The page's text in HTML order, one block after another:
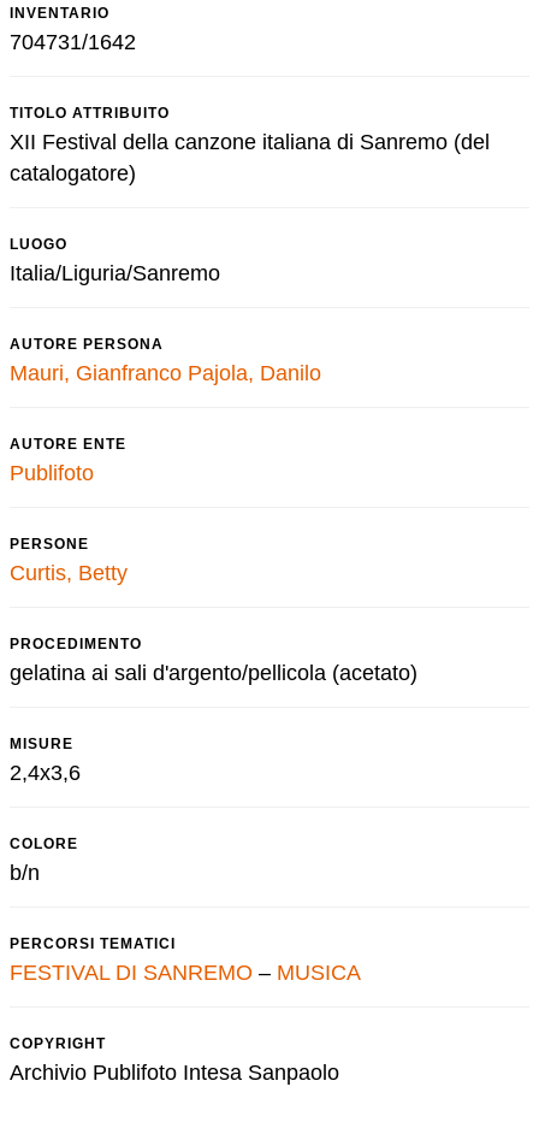
INVENTARIO
704731/1642
TITOLO ATTRIBUITO
XII Festival della canzone italiana di Sanremo (del
catalogatore)
LUOGO
Italia/Liguria/Sanremo
AUTORE PERSONA
Mauri, Gianfranco Pajola, Danilo
AUTORE ENTE
Publifoto
PERSONE
Curtis, Betty
PROCEDIMENTO
gelatina ai sali d'argento/pellicola (acetato)
MISURE
2,4x3,6
COLORE
b/n
PERCORSI TEMATICI
FESTIVAL DI SANREMO – MUSICA
COPYRIGHT
Archivio Publifoto Intesa Sanpaolo